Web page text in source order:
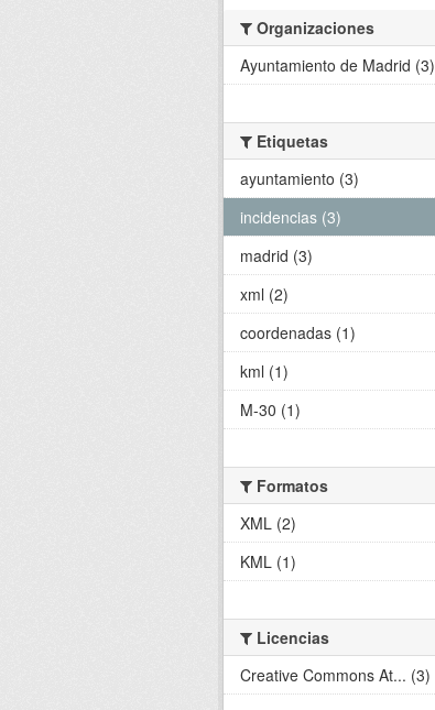
Organizaciones
Ayuntamiento de Madrid (3)
Etiquetas
ayuntamiento (3)
incidencias (3)
madrid (3)
xml (2)
coordenadas (1)
kml (1)
M-30 (1)
Formatos
XML (2)
KML (1)
Licencias
Creative Commons At... (3)